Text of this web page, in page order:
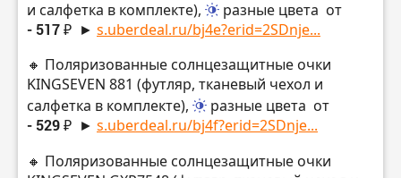
и салфетка в комплекте),
разные цвета от
- 517 ₽ ► s.uberdeal.ru/bj4e?erid=2SDnje...
🔸 Поляризованные солнцезащитные очки
KINGSEVEN 881 (футляр, тканевый чехол и
салфетка в комплекте),
разные цвета от
- 529 ₽ ► s.uberdeal.ru/bj4f?erid=2SDnje...
🔸 Поляризованные солнцезащитные очки